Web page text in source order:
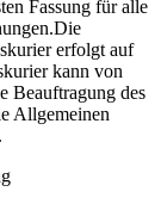
Fassung für alle
erfolgt auf
kann von
Beauftragung des
Allgemeinen